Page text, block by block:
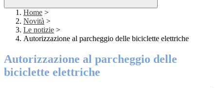
Home >
Novità >
Le notizie >
Autorizzazione al parcheggio delle biciclette elettriche
Autorizzazione al parcheggio delle
biciclette elettriche